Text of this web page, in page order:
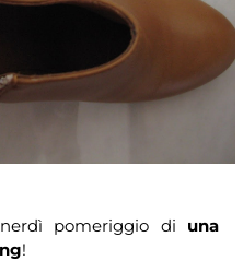
pomeriggio di una
!